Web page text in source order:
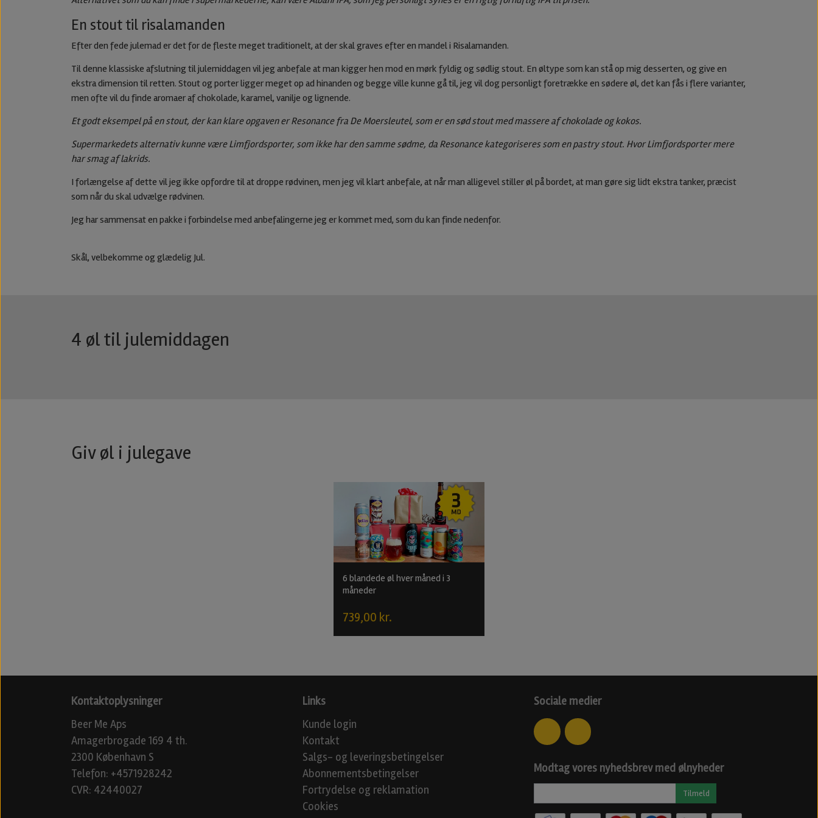
En stout til risalamanden
Efter den fede julemad er det for de fleste meget traditionelt, at der skal graves efter en mandel i Risalamanden.
Til denne klassiske afslutning til julemiddagen vil jeg anbefale at man kigger hen mod en mørk fyldig og sødlig stout. En øltype som kan stå op mig desserten, og give en
ekstra dimension til retten. Stout og porter ligger meget op ad hinanden og begge ville kunne gå til, jeg vil dog personligt foretrække en sødere øl, det kan fås i flere varianter,
men ofte vil du finde aromaer af chokolade, karamel, vanilje og lignende.
Et godt eksempel på en stout, der kan klare opgaven er Resonance fra De Moersleutel, som er en sød stout med massere af chokolade og kokos.
Supermarkedets alternativ kunne være Limfjordsporter, som ikke har den samme sødme, da Resonance kategoriseres som en pastry stout. Hvor Limfjordsporter mere
har smag af lakrids.
I forlængelse af dette vil jeg ikke opfordre til at droppe rødvinen, men jeg vil klart anbefale, at når man alligevel stiller øl på bordet, at man gøre sig lidt ekstra tanker, præcist
som når du skal udvælge rødvinen.
Jeg har sammensat en pakke i forbindelse med anbefalingerne jeg er kommet med, som du kan finde nedenfor.
Skål, velbekomme og glædelig Jul.
4 øl til julemiddagen
Giv øl i julegave
6 blandede øl hver måned i 3
måneder
739,00 kr.
Kontaktoplysninger
Beer Me Aps
Amagerbrogade 169 4 th.
2300 København S
Telefon: +4571928242
CVR: 42440027
Links
Kunde login
Kontakt
Salgs- og leveringsbetingelser
Abonnementsbetingelser
Fortrydelse og reklamation
Cookies
Sociale medier
Modtag vores nyhedsbrev med ølnyheder
Tilmeld